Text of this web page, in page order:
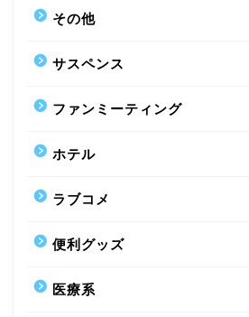
その他
サスペンス
ファンミーティング
ホテル
ラブコメ
便利グッズ
医療系